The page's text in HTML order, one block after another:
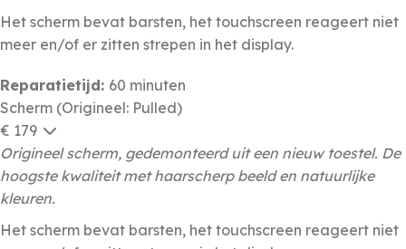
Het scherm bevat barsten, het touchscreen reageert niet
meer en/of er zitten strepen in het display.
Reparatietijd: 60 minuten
Scherm (Origineel: Pulled)
€ 179
Origineel scherm, gedemonteerd uit een nieuw toestel. De
hoogste kwaliteit met haarscherp beeld en natuurlijke
kleuren.
Het scherm bevat barsten, het touchscreen reageert niet